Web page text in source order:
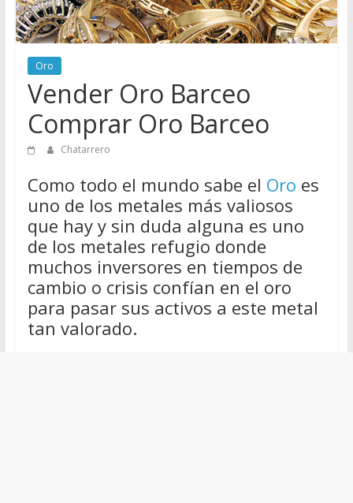
de
Chatarreros
para
vender
Chatarra
Oro
Vender Oro Barceo
Comprar Oro Barceo
Chatarrero
Como todo el mundo sabe el Oro es
uno de los metales más valiosos
que hay y sin duda alguna es uno
de los metales refugio donde
muchos inversores en tiempos de
cambio o crisis confían en el oro
para pasar sus activos a este metal
tan valorado.